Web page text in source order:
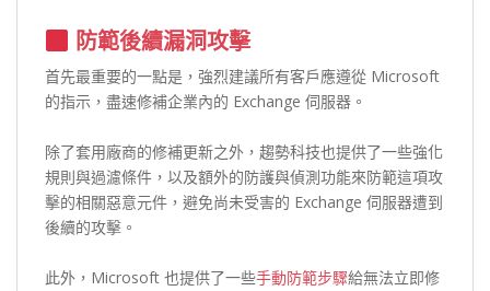
防範後續漏洞攻擊
首先最重要的一點是，強烈建議所有客戶應遵從 Microsoft
的指示，盡速修補企業內的 Exchange 伺服器。
除了套用廠商的修補更新之外，趨勢科技也提供了一些強化
規則與過濾條件，以及額外的防護與偵測功能來防範這項攻
擊的相關惡意元件，避免尚未受害的 Exchange 伺服器遭到
後續的攻擊。
此外，Microsoft 也提供了一些手動防範步驟給無法立即修